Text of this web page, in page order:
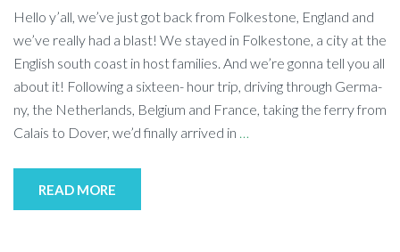
Hel­lo y’all, we’ve just got back from Fol­kes­tone, Eng­land and
we’ve re­al­ly had a blast! We stay­ed in Fol­kes­tone, a city at the
Eng­lish south co­ast in host fa­mi­lies. And we’re gon­na tell you all
about it! Fol­lo­wing a six­teen- hour trip, dri­ving th­rough Ger­ma­
ny, the Ne­t­her­lands, Bel­gi­um and France, ta­king the fer­ry from
Ca­lais to Do­ver, we’d fi­nal­ly ar­ri­ved in …
READ MORE